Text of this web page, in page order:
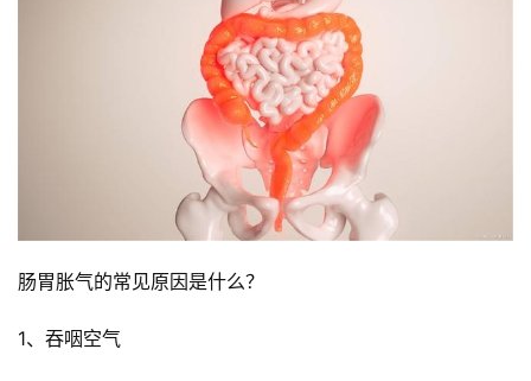
肠胃胀气的常见原因是什么？
1、吞咽空气